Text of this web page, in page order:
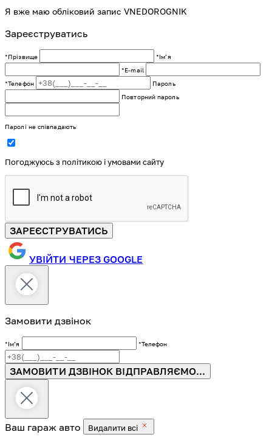
Я вже маю обліковий запис VNEDOROGNIK
Зареєструватись
*Прізвище
*Імʼя
*E-mail
*Телефон
Пароль
Повторний пароль
Паролі не співпадають
Погоджуюсь з політикою і умовами сайту
ЗАРЕЄСТРУВАТИСЬ
УВІЙТИ ЧЕРЕЗ GOOGLE
Замовити дзвінок
*Імʼя *Телефон
ЗАМОВИТИ ДЗВІНОК ВІДПРАВЛЯЄМО...
Ваш гараж авто Видалити всі